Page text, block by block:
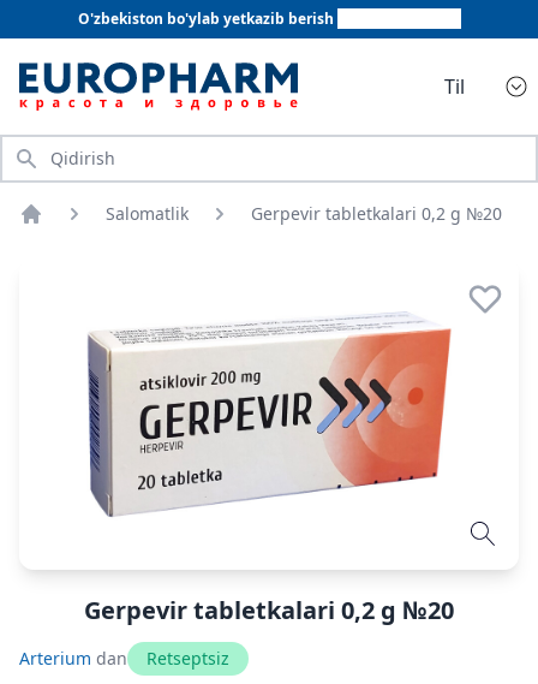
O'zbekiston bo'ylab yetkazib berish
Til
Qidirish
Salomatlik Gerpevir tabletkalari 0,2 g №20
Gerpevir tabletkalari 0,2 g №20
Arterium dan Retseptsiz